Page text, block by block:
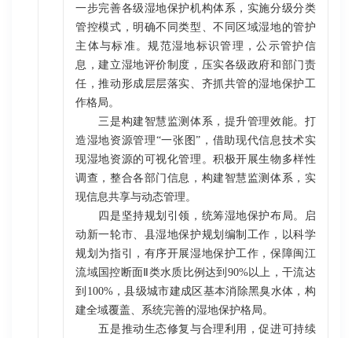
一步完善各级湿地保护机构体系，实施分级分类
管控模式，明确不同类型、不同区域湿地的管护
主体与标准。规范湿地标识管理，公示管护信
息，建立湿地评价制度，压实各级政府和部门责
任，推动形成层层落实、齐抓共管的湿地保护工
作格局。
三是构建智慧监测体系，提升管理效能。打
造湿地资源管理“一张图”，借助现代信息技术实
现湿地资源的可视化管理。积极开展生物多样性
调查，整合各部门信息，构建智慧监测体系，实
现信息共享与动态管理。
四是坚持规划引领，统筹湿地保护布局。启
动新一轮市、县湿地保护规划编制工作，以科学
规划为指引，有序开展湿地保护工作，保障闽江
流域国控断面Ⅱ类水质比例达到90%以上，干流达
到100%，县级城市建成区基本消除黑臭水体，构
建全域覆盖、系统完善的湿地保护格局。
五是推动生态修复与合理利用，促进可持续